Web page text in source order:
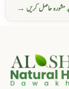
مشورہ حاصل کریں →